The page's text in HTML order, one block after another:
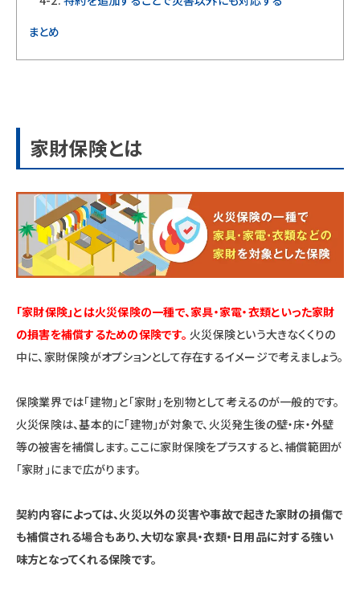
まとめ
家財保険とは
「家財保険」とは火災保険の一種で、家具・家電・衣類といった家財
の損害を補償するための保険です。 火災保険という大きなくくりの
中に、家財保険がオプションとして存在するイメージで考えましょう。
保険業界では「建物」と「家財」を別物として考えるのが一般的です。
火災保険は、基本的に「建物」が対象で、火災発生後の壁・床・外壁
等の被害を補償します。ここに家財保険をプラスすると、補償範囲が
「家財」にまで広がります。
契約内容によっては、火災以外の災害や事故で起きた家財の損傷で
も補償される場合もあり、大切な家具・衣類・日用品に対する強い
味方となってくれる保険です。